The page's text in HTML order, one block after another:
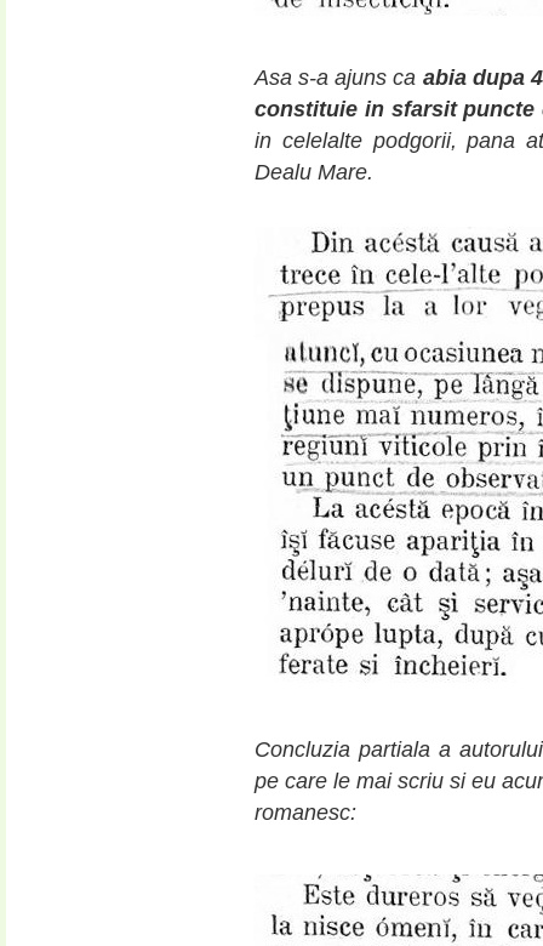
Asa s-a ajuns ca abia dupa
constituie in sfarsit puncte
in celelalte podgorii, pana
Dealu Mare.
Concluzia partiala a
pe care le mai scriu si eu
romanesc: